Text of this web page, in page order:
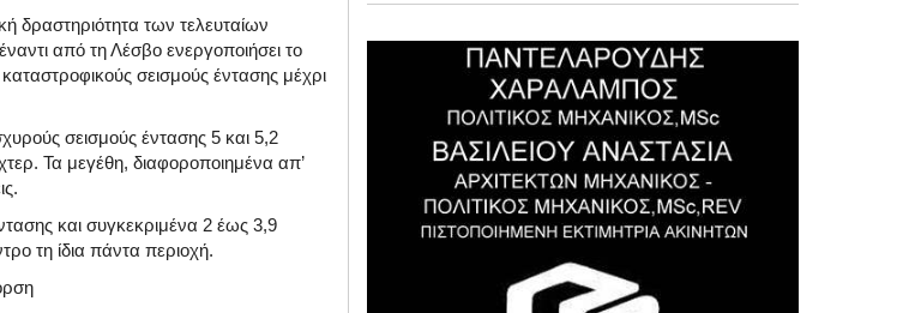
δραστηριότητα των τελευταίων
από τη Λέσβο ενεργοποιήσει το
σεισμούς έντασης μέχρι
σεισμούς έντασης 5 και 5,2
Τα μεγέθη, διαφοροποιημένα απ’
και συγκεκριμένα 2 έως 3,9
τη ίδια πάντα περιοχή.